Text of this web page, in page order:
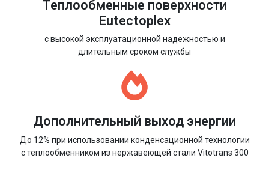
Теплообменные поверхности
Eutectoplex
с высокой эксплуатационной надежностью и
длительным сроком службы
Дополнительный выход энергии
До 12% при использовании конденсационной технологии
с теплообменником из нержавеющей стали Vitotrans 300